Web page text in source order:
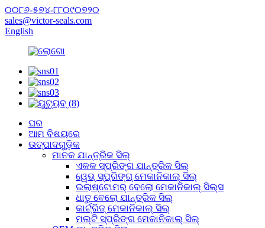
୦୦୮୬-୫୭୪-୮୮୦୯୦୭୨୦
sales@victor-seals.com
English
ଘର
ଆମ ବିଷୟରେ
ଉତ୍ପାଦଗୁଡ଼ିକ
ମାନକ ଯାନ୍ତ୍ରିକ ସିଲ୍
ଏକକ ସ୍ପ୍ରିଙ୍ଗ ଯାନ୍ତ୍ରିକ ସିଲ୍
ୱେଭ୍ ସ୍ପ୍ରିଙ୍ଗ୍ ମେକାନିକାଲ୍ ସିଲ୍
ଇଲାଷ୍ଟୋମର୍ ବେଲୋ ମେକାନିକାଲ୍ ସିଲ୍ସ
ଧାତୁ ବେଲୋ ଯାନ୍ତ୍ରିକ ସିଲ୍
କାର୍ଟ୍ରିଜ୍ ମେକାନିକାଲ୍ ସିଲ୍
ମଲ୍ଟି ସ୍ପ୍ରିଙ୍ଗ ମେକାନିକାଲ୍ ସିଲ୍